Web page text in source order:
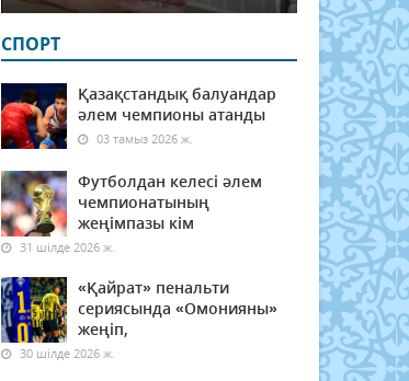
СПОРТ
Қазақстандық балуандар
әлем чемпионы атанды
03 тамыз 2026 ж.
Футболдан келесі әлем
чемпионатының
жеңімпазы кім
31 шілде 2026 ж.
«Қайрат» пенальти
сериясында «Омонияны»
жеңіп,
30 шілде 2026 ж.